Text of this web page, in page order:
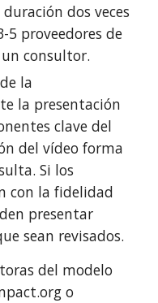
dos veces
5 proveedores de
consultor.
la
la presentación
clave del
del vídeo forma
Si los
con la fidelidad
presentar
sean revisados.
del modelo
o